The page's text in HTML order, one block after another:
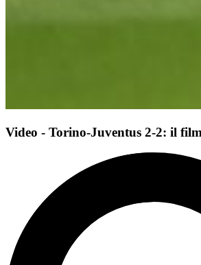
Video - Torino-Juventus 2-2: il